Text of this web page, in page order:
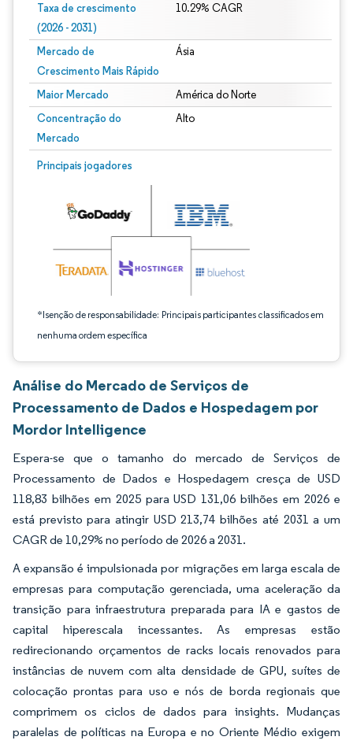
Taxa de crescimento
(2026 - 2031)
10.29% CAGR
Mercado de
Crescimento Mais Rápido
Ásia
Maior Mercado América do Norte
Concentração do
Mercado
Alto
Principais jogadores
*Isenção de responsabilidade: Principais participantes classificados em
nenhuma ordem específica
Imagem © Mordor Intelligence. O reuso requer atribuição conforme CC BY 4.0.
Análise do Mercado de Serviços de
Processamento de Dados e Hospedagem por
Mordor Intelligence
Espera-se que o tamanho do mercado de Serviços de
Processamento de Dados e Hospedagem cresça de USD
118,83 bilhões em 2025 para USD 131,06 bilhões em 2026 e
está previsto para atingir USD 213,74 bilhões até 2031 a um
CAGR de 10,29% no período de 2026 a 2031.
A expansão é impulsionada por migrações em larga escala de
empresas para computação gerenciada, uma aceleração da
transição para infraestrutura preparada para IA e gastos de
capital hiperescala incessantes. As empresas estão
redirecionando orçamentos de racks locais renovados para
instâncias de nuvem com alta densidade de GPU, suítes de
colocação prontas para uso e nós de borda regionais que
comprimem os ciclos de dados para insights. Mudanças
paralelas de políticas na Europa e no Oriente Médio exigem